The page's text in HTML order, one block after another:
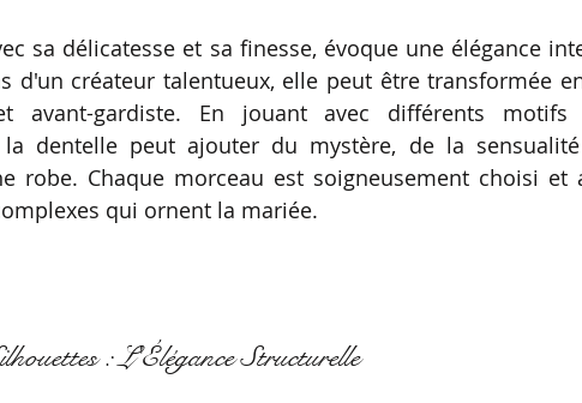
sa délicatesse et sa finesse, évoque une élégance
d'un créateur talentueux, elle peut être transformée
avant-gardiste. En jouant avec différents
la dentelle peut ajouter du mystère, de la
robe. Chaque morceau est soigneusement choisi et
qui ornent la mariée.
: L'Élégance Structurelle